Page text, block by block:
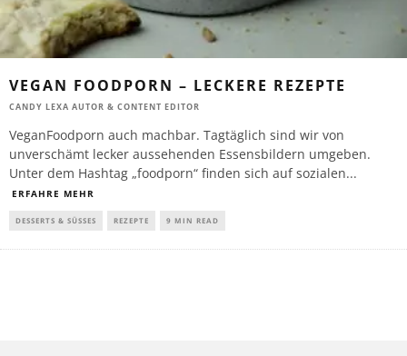
VEGAN FOODPORN – LECKERE REZEPTE
CANDY LEXA AUTOR & CONTENT EDITOR
VeganFoodporn auch machbar. Tagtäglich sind wir von
unverschämt lecker aussehenden Essensbildern umgeben.
Unter dem Hashtag „foodporn“ finden sich auf sozialen...
ERFAHRE MEHR
DESSERTS & SÜSSES REZEPTE 9 MIN READ